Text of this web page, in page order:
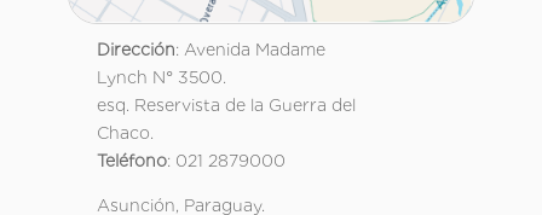
Dirección: Avenida Madame
Lynch N° 3500.
esq. Reservista de la Guerra del
Chaco.
Teléfono: 021 2879000
Asunción, Paraguay.